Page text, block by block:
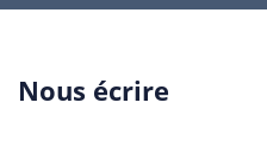
Nous écrire